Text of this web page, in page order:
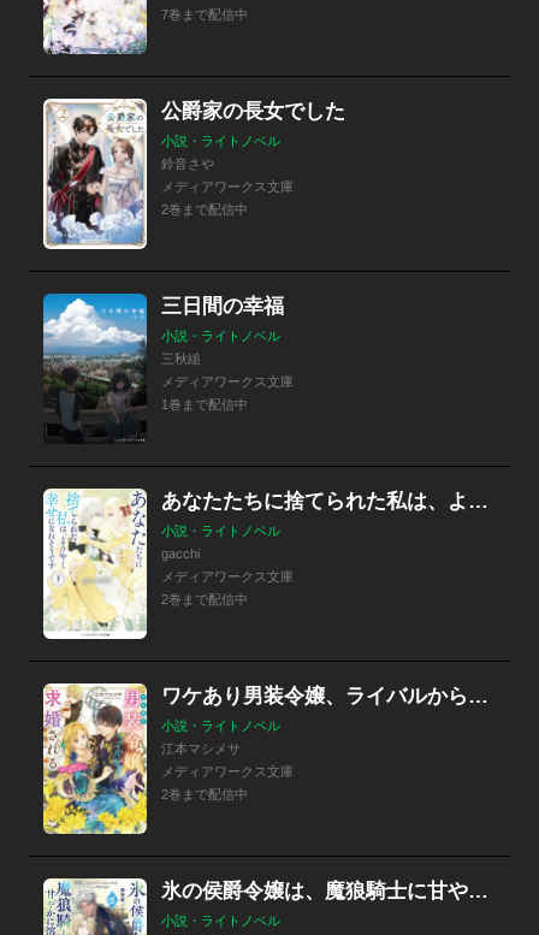
7巻まで配信中
公爵家の長女でした
小説・ライトノベル
鈴音さや
メディアワークス文庫
2巻まで配信中
三日間の幸福
小説・ライトノベル
三秋縋
メディアワークス文庫
1巻まで配信中
あなたたちに捨てられた私は、ようやく幸せになれそうです
小説・ライトノベル
gacchi
メディアワークス文庫
2巻まで配信中
ワケあり男装令嬢、ライバルから求婚される
小説・ライトノベル
江本マシメサ
メディアワークス文庫
2巻まで配信中
氷の侯爵令嬢は、魔狼騎士に甘やかに溶かされる
小説・ライトノベル